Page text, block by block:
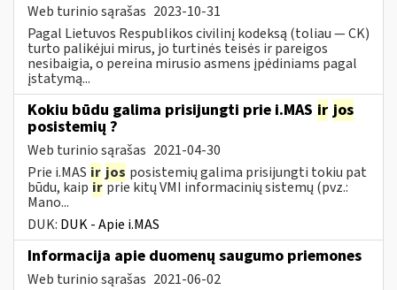
Web turinio sąrašas 2023-10-31
Pagal Lietuvos Respublikos civilinį kodeksą (toliau ― CK)
turto palikėjui mirus, jo turtinės teisės ir pareigos
nesibaigia, o pereina mirusio asmens įpėdiniams pagal
įstatymą...
Kokiu būdu galima prisijungti prie i.MAS ir jos
posistemių ?
Web turinio sąrašas 2021-04-30
Prie i.MAS ir jos posistemių galima prisijungti tokiu pat
būdu, kaipirprie kitų VMI informacinių sistemų (pvz.:
Mano...
DUK: DUK - Apie i.MAS
Informacija apie duomenų saugumo priemones
Web turinio sąrašas 2021-06-02